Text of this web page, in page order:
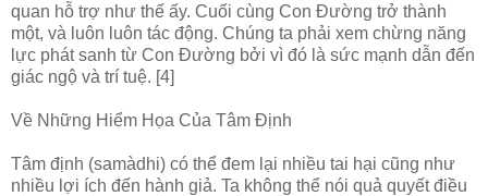
quan hỗ trợ như thế ấy. Cuối cùng Con Đường trở thành
một, và luôn luôn tác động. Chúng ta phải xem chừng năng
lực phát sanh từ Con Đường bởi vì đó là sức mạnh dẫn đến
giác ngộ và trí tuệ. [4]
Về Những Hiểm Họa Của Tâm Định
Tâm định (samàdhi) có thể đem lại nhiều tai hại cũng như
nhiều lợi ích đến hành giả. Ta không thể nói quả quyết điều